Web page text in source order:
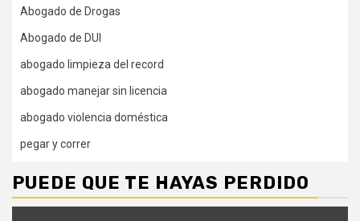
Abogado de Drogas
Abogado de DUI
abogado limpieza del record
abogado manejar sin licencia
abogado violencia doméstica
pegar y correr
PUEDE QUE TE HAYAS PERDIDO